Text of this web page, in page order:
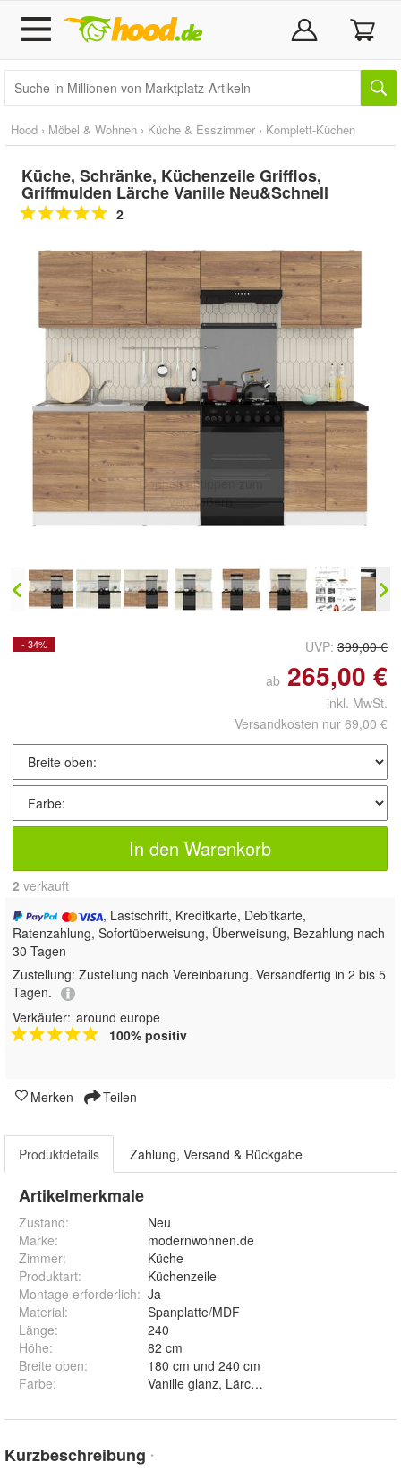
Hood › Möbel & Wohnen › Küche & Esszimmer › Komplett-Küchen
Küche, Schränke, Küchenzeile Grifflos,
Griffmulden Lärche Vanille Neu&Schnell
2
Doppelt antippen zum
vergrößern
- 34% UVP: 399,00 €
ab 265,00 €
inkl. MwSt.
Versandkosten nur 69,00 €
In den Warenkorb
2 verkauft
, Lastschrift, Kreditkarte, Debitkarte,
Ratenzahlung, Sofortüberweisung, Überweisung, Bezahlung nach
30 Tagen
Zustellung: Zustellung nach Vereinbarung. Versandfertig in 2 bis 5
Tagen.
Verkäufer: around europe
100% positiv
Merken Teilen
Produktdetails Zahlung, Versand & Rückgabe
Artikelmerkmale
Zustand:
Neu
Marke:
modernwohnen.de
Zimmer:
Küche
Produktart:
Küchenzeile
Montage erforderlich: Ja
Material:
Spanplatte/MDF
Länge:
240
Höhe:
82 cm
Breite oben:
180 cm und 240 cm
Farbe:
Kurzbeschreibung *